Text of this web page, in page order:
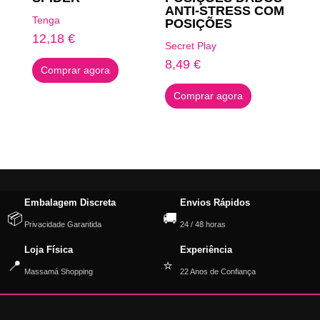
Tenga
12,18 €
Comprar agora
ANTI-STRESS COM
POSIÇÕES
Secret Play
8,49€
Comprar agora
📦
Embalagem Discreta
Privacidade Garantida 🚚
Envios Rápidos
24 / 48 horas
📍
Loja Física
Massamá Shopping ⭐
Experiência
22 Anos de Confiança